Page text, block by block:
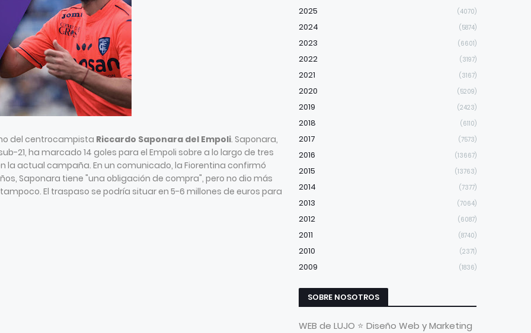
del centrocampista Riccardo Saponara del Empoli. Saponara,
21, ha marcado 14 goles para el Empoli sobre a lo largo de tres
la actual campaña. En un comunicado, la Fiorentina confirmó
Saponara tiene "una obligación de compra", pero no dio más
El traspaso se podría situar en 5-6 millones de euros para
2025 (4070)
2024 (5874)
2023 (6601)
2022 (3197)
2021 (3167)
2020 (5209)
2019 (2423)
2018 (6110)
2017 (7573)
2016 (13667)
2015 (13763)
2014 (7377)
2013 (7064)
2012 (6087)
2011 (8740)
2010 (2371)
2009 (1836)
SOBRE NOSOTROS
WEB de LUJO ⭐ Diseño Web y Marketing